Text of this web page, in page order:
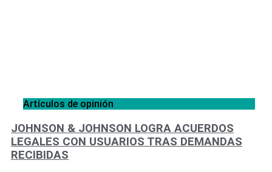
Artículos de opinión
JOHNSON & JOHNSON LOGRA ACUERDOS
LEGALES CON USUARIOS TRAS DEMANDAS
RECIBIDAS